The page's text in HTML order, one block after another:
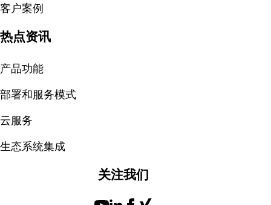
客户案例
热点资讯
产品功能
部署和服务模式
云服务
生态系统集成
关注我们